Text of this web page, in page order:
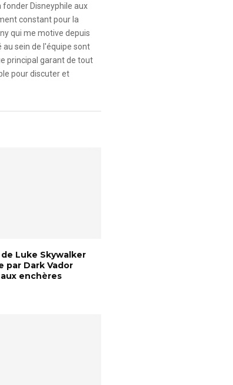
Disneyphile aux
constant pour la
qui me motive depuis
au sein de l'équipe sont
principal garant de tout
pour discuter et
de Luke Skywalker
par Dark Vador
enchères